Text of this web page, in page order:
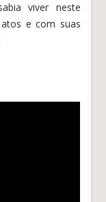
viver neste
e com suas